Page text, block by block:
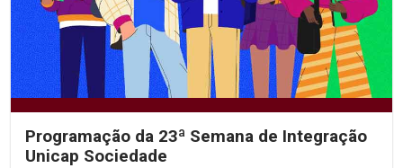
Programação da 23ª Semana de Integração
Unicap Sociedade